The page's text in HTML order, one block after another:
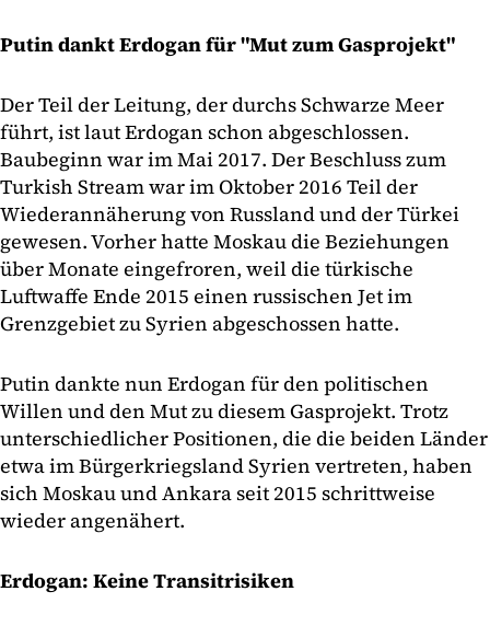
Putin dankt Erdogan für "Mut zum Gasprojekt"
Der Teil der Leitung, der durchs Schwarze Meer
führt, ist laut Erdogan schon abgeschlossen.
Baubeginn war im Mai 2017. Der Beschluss zum
Turkish Stream war im Oktober 2016 Teil der
Wiederannäherung von Russland und der Türkei
gewesen. Vorher hatte Moskau die Beziehungen
über Monate eingefroren, weil die türkische
Luftwaffe Ende 2015 einen russischen Jet im
Grenzgebiet zu Syrien abgeschossen hatte.
Putin dankte nun Erdogan für den politischen
Willen und den Mut zu diesem Gasprojekt. Trotz
unterschiedlicher Positionen, die die beiden Länder
etwa im Bürgerkriegsland Syrien vertreten, haben
sich Moskau und Ankara seit 2015 schrittweise
wieder angenähert.
Erdogan: Keine Transitrisiken